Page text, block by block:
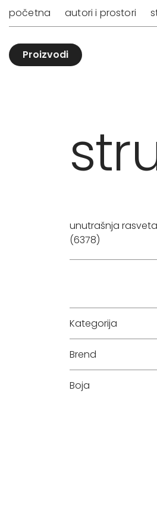
početna autori i prostori
Proizvodi
unutrašnja rasveta
(6378)
Kategorija
Brend
Boja